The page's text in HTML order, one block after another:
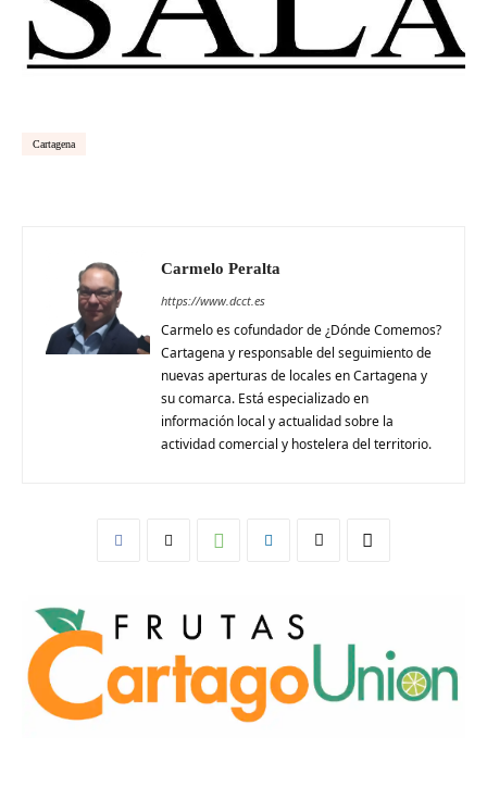
Cartagena
Carmelo Peralta
https://www.dcct.es
Carmelo es cofundador de ¿Dónde Comemos?
Cartagena y responsable del seguimiento de
nuevas aperturas de locales en Cartagena y
su comarca. Está especializado en
información local y actualidad sobre la
actividad comercial y hostelera del territorio.